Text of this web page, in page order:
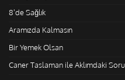
8'de Sağlık
Aramızda Kalmasın
Bir Yemek Olsan
Caner Taslaman ile Aklımdaki